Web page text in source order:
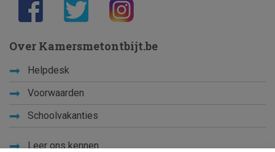
Over Kamersmetontbijt.be
Helpdesk
Voorwaarden
Schoolvakanties
Leer ons kennen